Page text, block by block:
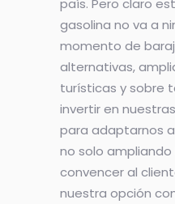
país. Pero claro
gasolina no va a
momento de
alternativas,
turísticas y sobre
invertir en
para adaptarnos
no solo
convencer al
nuestra opción